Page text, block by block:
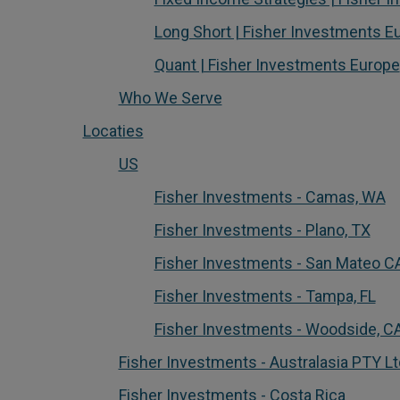
Long Short | Fisher Investments
Quant | Fisher Investments Europe
Who We Serve
Locaties
US
Fisher Investments - Camas, WA
Fisher Investments - Plano, TX
Fisher Investments - San Mateo
Fisher Investments - Tampa, FL
Fisher Investments - Woodside,
Fisher Investments - Australasia PTY
Fisher Investments - Costa Rica